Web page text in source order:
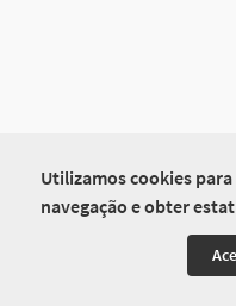
Utilizamos cookies
navegação e obter